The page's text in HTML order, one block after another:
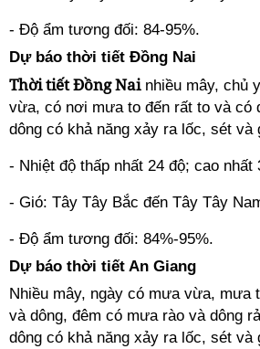
- Độ ẩm tương đối: 84-95%.
Dự báo thời tiết Đồng Nai
Thời tiết Đồng Nainhiều mây, chủ
vừa, có nơi mưa to đến rất to và có
dông có khả năng xảy ra lốc, sét và
- Nhiệt độ thấp nhất 24 độ; cao nhất
- Gió: Tây Tây Bắc đến Tây Tây
- Độ ẩm tương đối: 84%-95%.
Dự báo thời tiết An Giang
Nhiều mây, ngày có mưa vừa, mưa
và dông, đêm có mưa rào và dông
dông có khả năng xảy ra lốc, sét và